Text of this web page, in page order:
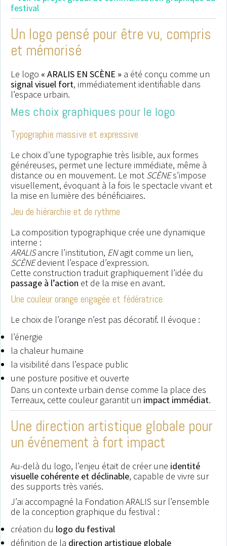
festival
Un logo pensé pour être vu, compris
et mémorisé
Le logo « ARALIS EN SCÈNE » a été conçu comme un
signal visuel fort, immédiatement identifiable dans
l’espace urbain.
Mes choix graphiques pour le logo
Typographie massive et expressive
Le choix d’une typographie très lisible, aux formes
généreuses, permet une lecture immédiate, même à
distance ou en mouvement. Le mot SCÈNEs’impose
visuellement, évoquant à la fois le spectacle vivant et
la mise en lumière des bénéficiaires.
Jeu de hiérarchie et de rythme
La composition typographique crée une dynamique
interne :
ARALISancre l’institution, ENagit comme un lien,
SCÈNEdevient l’espace d’expression.
Cette construction traduit graphiquement l’idée du
passage à l’action et de la mise en avant.
Une couleur orange engagée et fédératrice
Le choix de l’orange n’est pas décoratif. Il évoque :
l’énergie
la chaleur humaine
la visibilité dans l’espace public
une posture positive et ouverte
Dans un contexte urbain dense comme la place des
Terreaux, cette couleur garantit un impact immédiat.
Une direction artistique globale pour
un événement à fort impact
Au-delà du logo, l’enjeu était de créer une identité
visuelle cohérente et déclinable, capable de vivre sur
des supports très variés.
J’ai accompagné la Fondation ARALIS sur l’ensemble
de la conception graphique du festival :
création du logo du festival
définition de la direction artistique globale